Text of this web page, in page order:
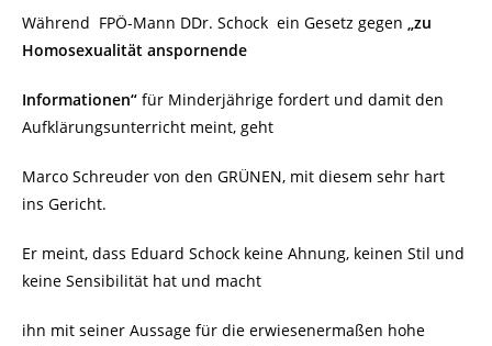
Während FPÖ-Mann DDr. Schock ein Gesetz gegen „zu
Homosexualität anspornende
Informationen“ für Minderjährige fordert und damit den
Aufklärungsunterricht meint, geht
Marco Schreuder von den GRÜNEN, mit diesem sehr hart
ins Gericht.
Er meint, dass Eduard Schock keine Ahnung, keinen Stil und
keine Sensibilität hat und macht
ihn mit seiner Aussage für die erwiesenermaßen hohe